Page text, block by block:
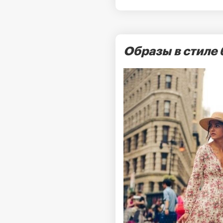
Образы в стиле